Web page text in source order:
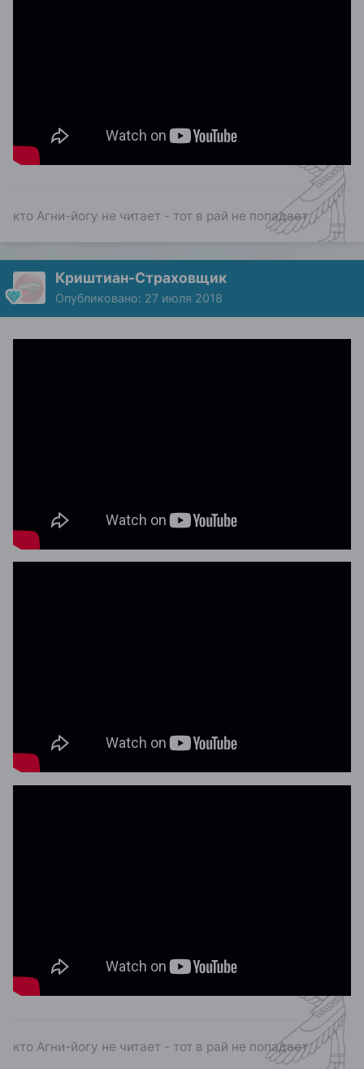
кто Агни-йогу не читает - тот в рай не попадает
Криштиан-Страховщик
Опубликовано: 27 июля 2018
кто Агни-йогу не читает - тот в рай не попадает